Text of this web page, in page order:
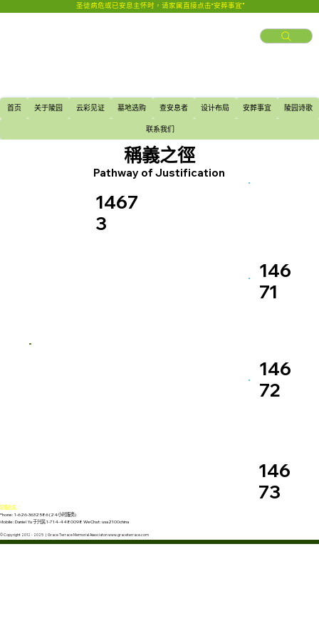
圣徒病危或已安息主怀时，请家属直接点击“安葬事宜”
首页 关于陵园 云彩见证 墓地选购 查安息者 设计布局 安葬事宜 陵园诗歌
联系我们
稱義之徑
Pathway of Justification
1467
3
146
71
146
72
146
73
联络信息：
Phone: 1-626-3632586 (24小时服务)
Mobile: Daniel Yu 于兴民 1-714-4480098 WeChat: usa2100china
© Copyright 2012 - 2025 | Grace Terrace Memorial Associaton www.graceterrace.com